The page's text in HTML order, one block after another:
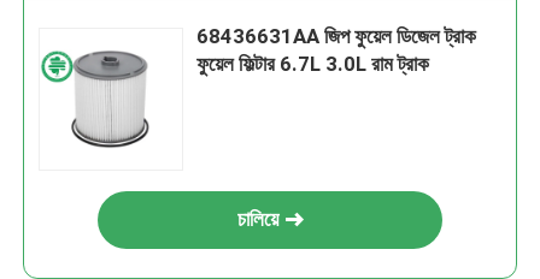
68436631AA জিপ ফুয়েল ডিজেল ট্রাক
ফুয়েল ফিল্টার 6.7L 3.0L রাম ট্রাক
চালিয়ে